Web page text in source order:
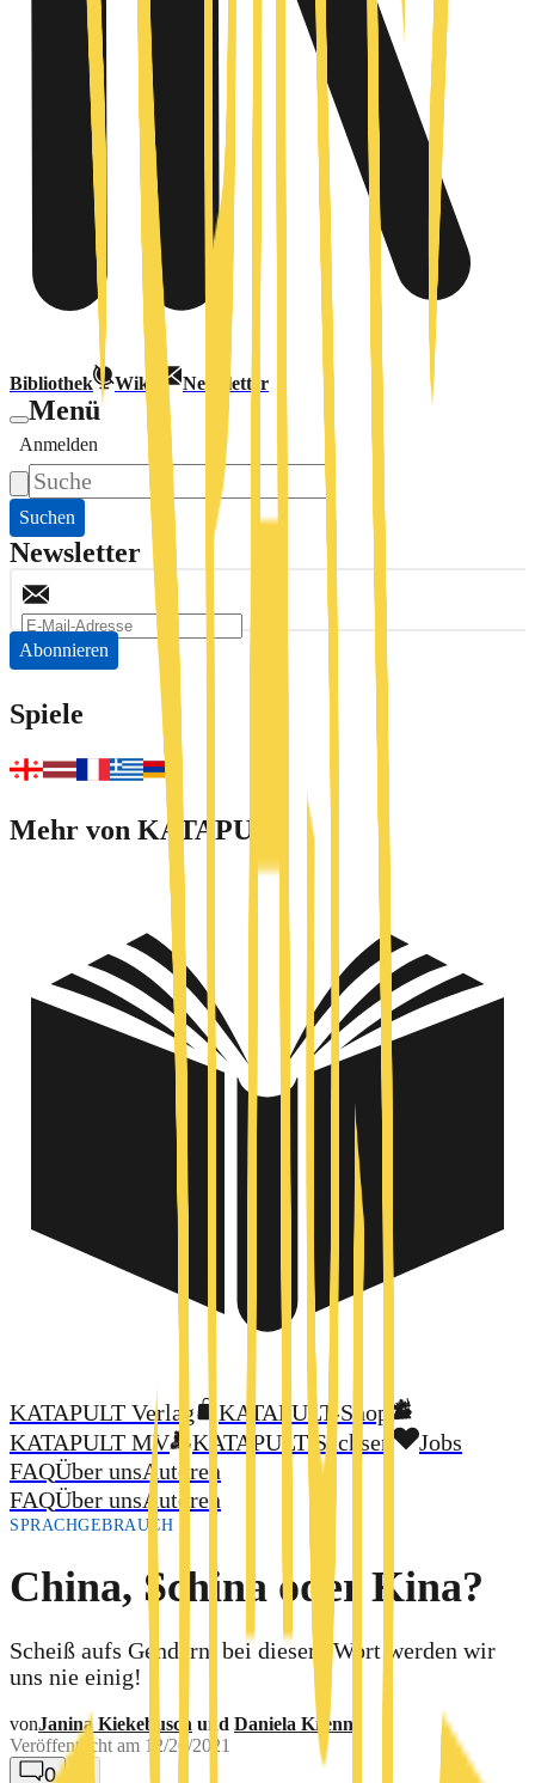
Bibliothek Wiki Newsletter
Menü
Anmelden
Suchen
Newsletter
Abonnieren
Spiele
Mehr von KATAPULT
KATAPULT Verlag
KATAPULT-Shop
KATAPULT MV
KATAPULT Sachsen
Jobs
FAQÜber unsAutoren
FAQÜber unsAutoren
SPRACHGEBRAUCH
China, Schina oder Kina?
Scheiß aufs Gendern, bei diesem Wort werden wir
uns nie einig!
vonJanina Kiekebusch und Daniela Krenn
Veröffentlicht am 12/20/2021
0